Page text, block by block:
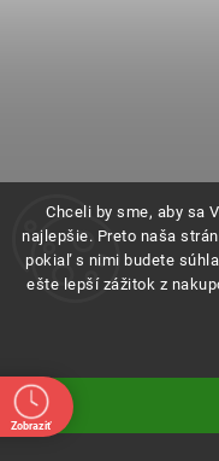
Chceli by sme, aby sa
najlepšie. Preto naša
pokiaľ s nimi budete
ešte lepší zážitok z
Dostupné na objednanie
Zobraziť